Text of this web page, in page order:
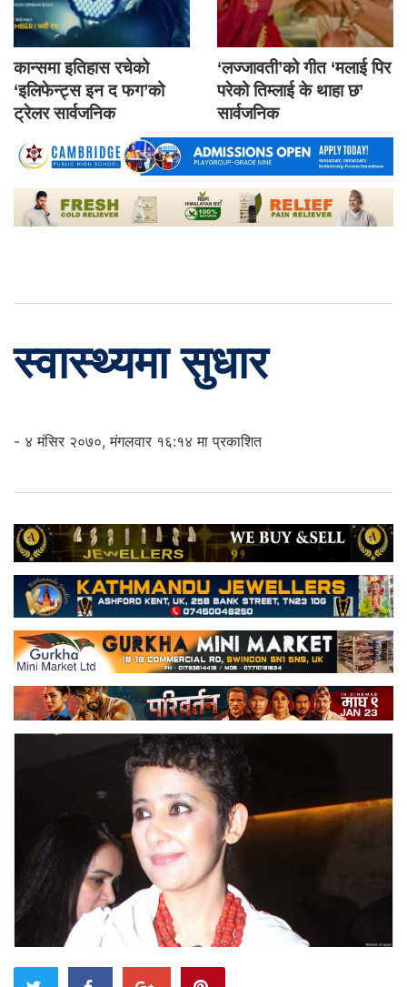
कान्समा इतिहास रचेको
‘इलिफेन्ट्स इन द फग’को
ट्रेलर सार्वजनिक
‘लज्जावती’को गीत ‘मलाई पिर
परेको तिम्लाई के थाहा छ’
सार्वजनिक
स्वास्थ्यमा सुधार
- ४ मंसिर २०७०, मंगलवार १६:१४ मा प्रकाशित